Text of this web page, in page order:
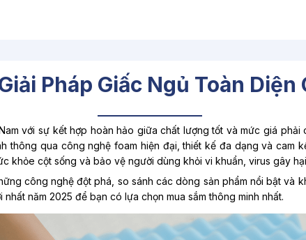
Pháp Giấc Ngủ Toàn
với sự kết hợp hoàn hảo giữa chất lượng tốt và mức giá phải
thông qua công nghệ foam hiện đại, thiết kế đa dạng và cam
khỏe cột sống và bảo vệ người dùng khỏi vi khuẩn, virus gây
công nghệ đột phá, so sánh các dòng sản phẩm nổi bật và
năm 2025 để bạn có lựa chọn mua sắm thông minh nhất.